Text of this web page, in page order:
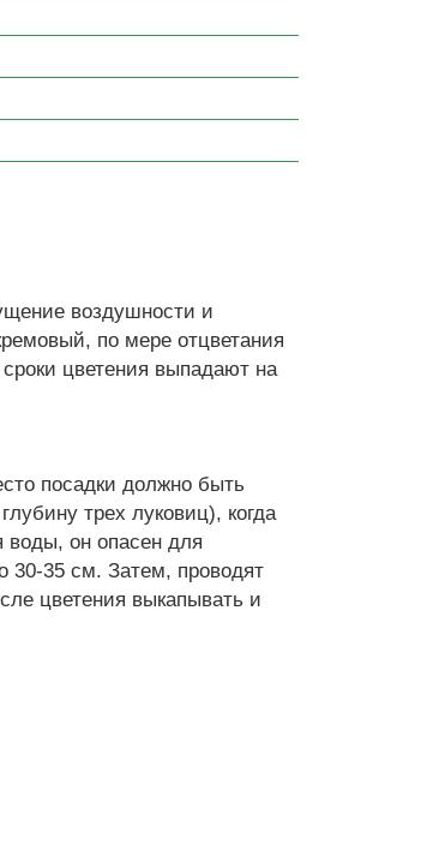
воздушности и
по мере отцветания
цветения выпадают на
посадки должно быть
трех луковиц), когда
воды, он опасен для
30-35 см. Затем, проводят
цветения выкапывать и